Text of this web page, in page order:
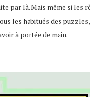
par là. Mais même si les
les habitués des
à portée de main.